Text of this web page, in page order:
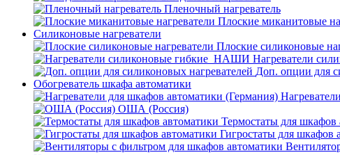
Пленочный нагреватель
Плоские миканитовые
Силиконовые нагреватели
Плоские силиконовые
Нагреватели
Доп. опции для
Обогреватель шкафа автоматики
ОША (Россия)
Термостаты для шкафов
Гигростаты для шкафов